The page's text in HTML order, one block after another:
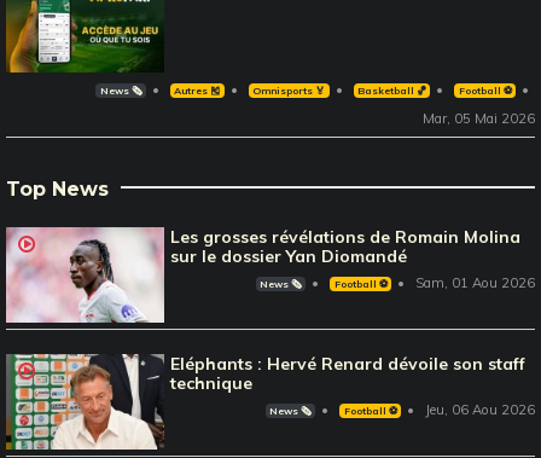
News 🗞️ Autres 🎽 Omnisports 🏅 Basketball 🏀 Football ⚽️
Mar, 05 Mai 2026
Top News
Les grosses révélations de Romain Molina
sur le dossier Yan Diomandé
News 🗞️ Football ⚽️ Sam, 01 Aou 2026
Eléphants : Hervé Renard dévoile son staff
technique
News 🗞️ Football ⚽️ Jeu, 06 Aou 2026